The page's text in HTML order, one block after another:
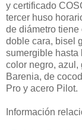
y certificado
tercer huso
de diámetro
doble cara, bisel
sumergible hasta
color negro, azul,
Barenia, de
Pro y acero Pilot.
Información